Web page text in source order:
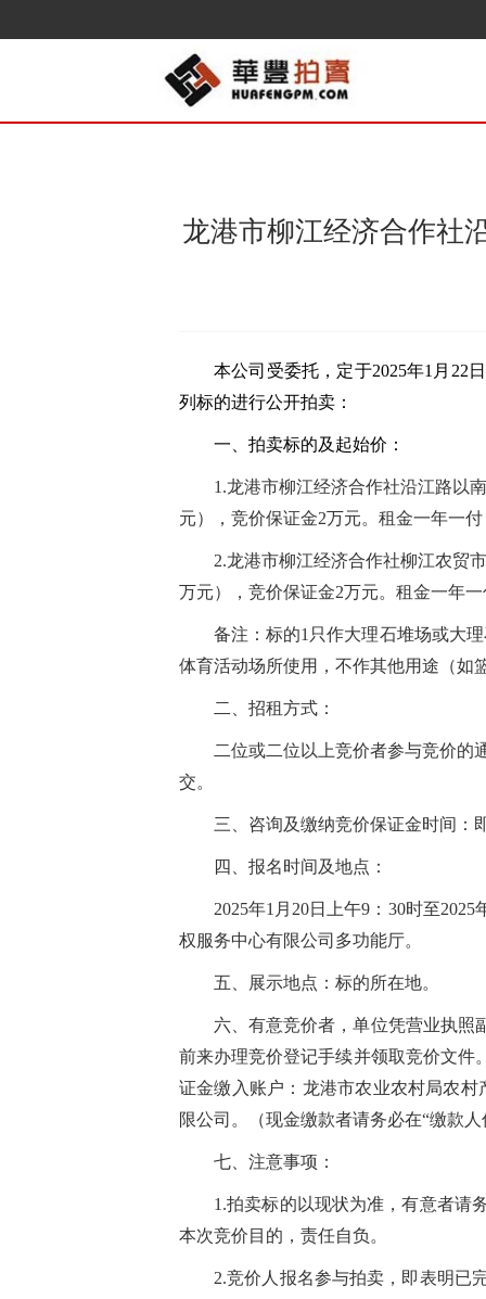
龙港市柳江经济合作社
本公司受委托，定于2025年1 月 22 日
列标的进行公开拍卖：
一、拍卖标的及起始价：
1.龙港市柳江经济合作社沿江路以
元），竞价保证金2万元。租金一年一
2.龙港市柳江经济合作社柳江农贸
万元），竞价保证金2万元。租金一年
备注：标的1只作大理石堆场或大
体育活动场所使用，不作其他用途（如
二、 招租方式：
二位或二位以上竞价者参与竞价的
交。
三、咨询及缴纳竞价保证金时间：
四、报名时间及地点：
2025年1月20日上午9：30时至
权服务中心有限公司多功能厅。
五、展示地点：标的所在地。
六、有意竞价者，单位凭营业执照
前来办理竞价登记手续并领取竞价文件
证金缴入账户：龙港市农业农村局农村
限公司。（现金缴款者请务必在“缴款
七、注意事项：
1.拍卖标的以现状为准，有意者请
本次竞价目的，责任自负。
2.竞价人报名参与拍卖，即表明已